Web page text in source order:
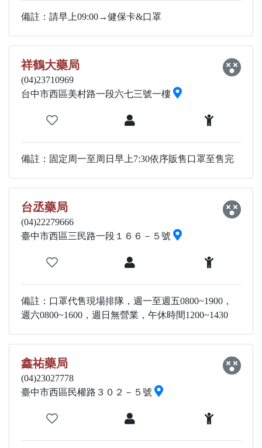
備註：請早上09:00→健保卡&口罩
祥鶴大藥局
(04)23710969
台中市西區美村路一段六七三號一樓
備註：固定周一至周日早上7:30依序販售口罩至售完
台丞藥局
(04)22279666
臺中市西區三民路一段１６６－５號
備註：口罩代售現場排隊，週一至週五0800~1900，
週六0800~1600，週日無營業，午休時間1200~1430
鑫祐藥局
(04)23027778
臺中市西區民權路３０２－５號